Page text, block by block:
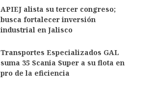
APIEJ alista su tercer congreso;
busca fortalecer inversión
industrial en Jalisco
Transportes Especializados GAL
suma 35 Scania Super a su flota en
pro de la eficiencia